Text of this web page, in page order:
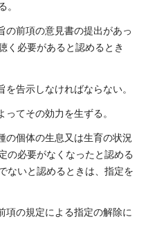
。
の前項の意見書の提出があっ
く必要があると認めるとき
告示しなければならない。
てその効力を生ずる。
の個体の生息又は生育の状況
の必要がなくなったと認める
ないと認めるときは、指定を
項の規定による指定の解除に